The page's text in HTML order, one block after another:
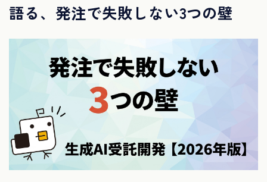
語る、発注で失敗しない3つの壁